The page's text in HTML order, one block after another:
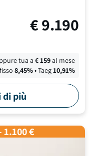
€9.190
tua a€159al mese
8,45%• Taeg10,91%
di più
1.100 €